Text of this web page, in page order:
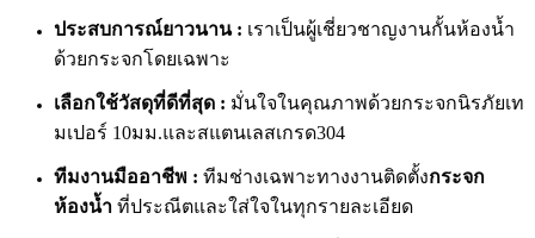
ประสบการณ์ยาวนาน : เราเป็นผู้เชี่ยวชาญงานกั้นห้องน้ำ
ด้วยกระจกโดยเฉพาะ
เลือกใช้วัสดุที่ดีที่สุด : มั่นใจในคุณภาพด้วยกระจกนิรภัยเท
มเปอร์ 10มม.และสแตนเลสเกรด304
ทีมงานมืออาชีพ : ทีมช่างเฉพาะทางงานติดตั้งกระจก
ห้องน้ำ ที่ประณีตและใส่ใจในทุกรายละเอียด